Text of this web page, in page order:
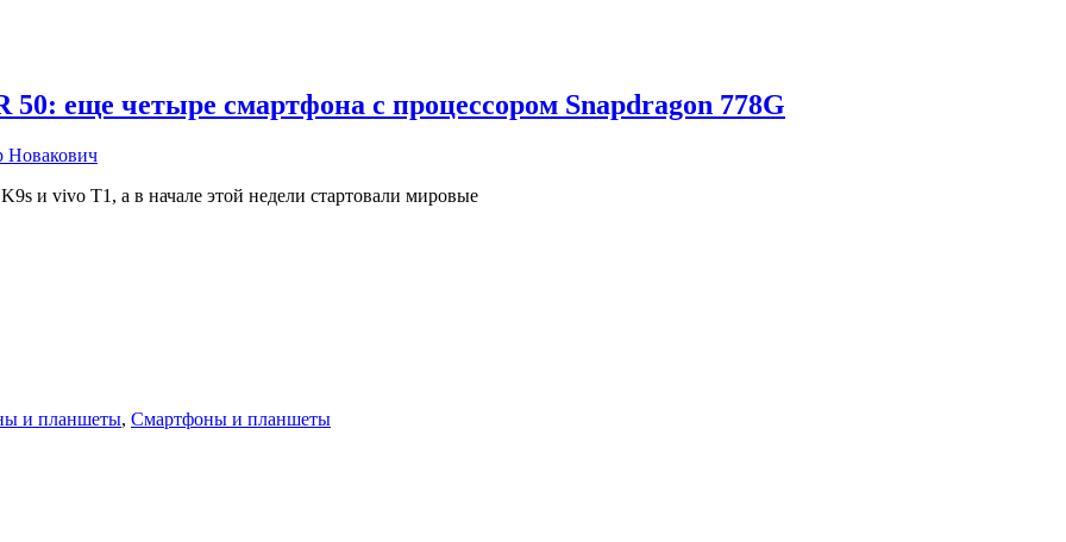
еще четыре смартфона с процессором Snapdragon 778G
Новакович
и vivo T1, а в начале этой недели стартовали мировые
и планшеты, Смартфоны и планшеты